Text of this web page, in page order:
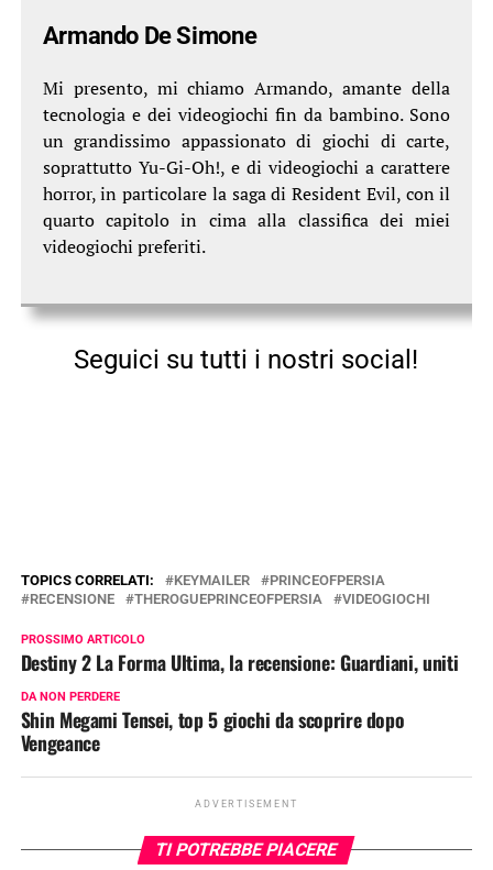
Armando De Simone
Mi presento, mi chiamo Armando, amante della
tecnologia e dei videogiochi fin da bambino. Sono
un grandissimo appassionato di giochi di carte,
soprattutto Yu-Gi-Oh!, e di videogiochi a carattere
horror, in particolare la saga di Resident Evil, con il
quarto capitolo in cima alla classifica dei miei
videogiochi preferiti.
Seguici su tutti i nostri social!
TOPICS CORRELATI: KEYMAILER
PRINCEOFPERSIA
RECENSIONE
THEROGUEPRINCEOFPERSIA VIDEOGIOCHI
PROSSIMO ARTICOLO
Destiny 2 La Forma Ultima, la recensione: Guardiani, uniti
DA NON PERDERE
Shin Megami Tensei, top 5 giochi da scoprire dopo
Vengeance
ADVERTISEMENT
TI POTREBBE PIACERE